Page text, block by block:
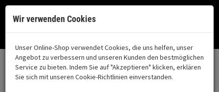
Fahrzeugteile
Alle Kategorien
FAHRZEUGTEILE
Neuheiten
Ihr Warenkorb ist momentan leer.
Ergebnisse () Fertig
Nutzung unserer Dienste erklären Sie sich damit einverstanden!
Okay Datenschutz
Menü
Motorrad auswählen
Neues Konto anlegen
Wechseln zu Firmenkunde
Wir verwenden Cookies
Unser Online-Shop verwendet Cookies, die uns helfen, unser
Angebot zu verbessern und unseren Kunden den bestmöglichen
Service zu bieten. Indem Sie auf "Akzeptieren" klicken, erklären
Sie sich mit unseren Cookie-Richtlinien einverstanden.